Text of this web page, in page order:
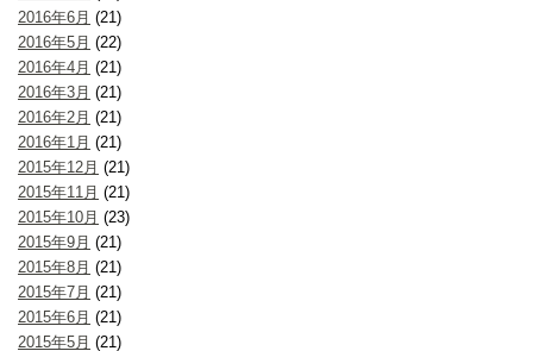
2016年6月 (21)
2016年5月 (22)
2016年4月 (21)
2016年3月 (21)
2016年2月 (21)
2016年1月 (21)
2015年12月 (21)
2015年11月 (21)
2015年10月 (23)
2015年9月 (21)
2015年8月 (21)
2015年7月 (21)
2015年6月 (21)
2015年5月 (21)